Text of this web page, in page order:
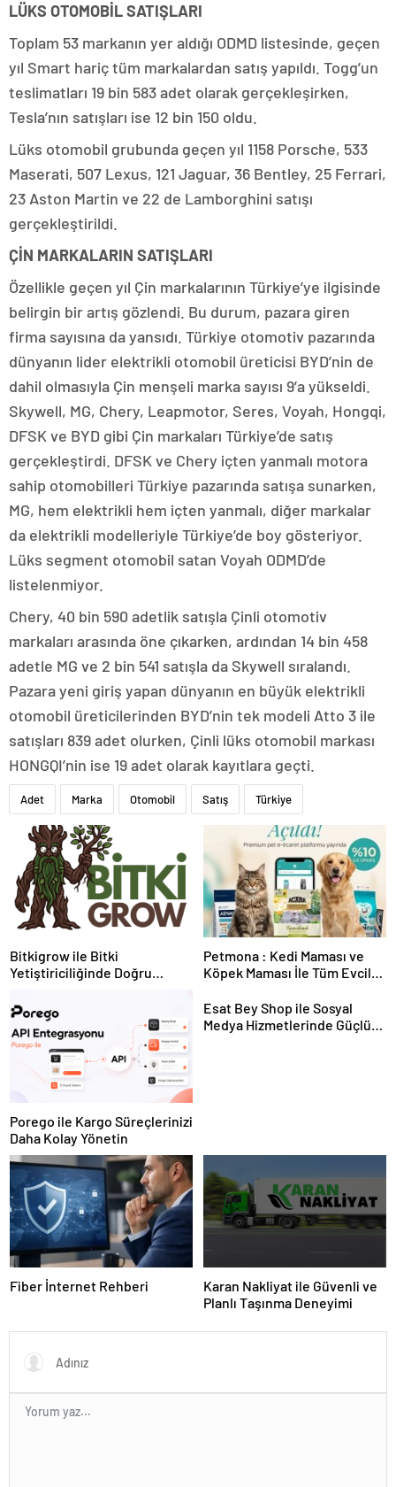
LÜKS OTOMOBİL SATIŞLARI
Toplam 53 markanın yer aldığı ODMD listesinde, geçen
yıl Smart hariç tüm markalardan satış yapıldı. Togg’un
teslimatları 19 bin 583 adet olarak gerçekleşirken,
Tesla’nın satışları ise 12 bin 150 oldu.
Lüks otomobil grubunda geçen yıl 1158 Porsche, 533
Maserati, 507 Lexus, 121 Jaguar, 36 Bentley, 25 Ferrari,
23 Aston Martin ve 22 de Lamborghini satışı
gerçekleştirildi.
ÇİN MARKALARIN SATIŞLARI
Özellikle geçen yıl Çin markalarının Türkiye’ye ilgisinde
belirgin bir artış gözlendi. Bu durum, pazara giren
firma sayısına da yansıdı. Türkiye otomotiv pazarında
dünyanın lider elektrikli otomobil üreticisi BYD’nin de
dahil olmasıyla Çin menşeli marka sayısı 9’a yükseldi.
Skywell, MG, Chery, Leapmotor, Seres, Voyah, Hongqi,
DFSK ve BYD gibi Çin markaları Türkiye’de satış
gerçekleştirdi. DFSK ve Chery içten yanmalı motora
sahip otomobilleri Türkiye pazarında satışa sunarken,
MG, hem elektrikli hem içten yanmalı, diğer markalar
da elektrikli modelleriyle Türkiye’de boy gösteriyor.
Lüks segment otomobil satan Voyah ODMD’de
listelenmiyor.
Chery, 40 bin 590 adetlik satışla Çinli otomotiv
markaları arasında öne çıkarken, ardından 14 bin 458
adetle MG ve 2 bin 541 satışla da Skywell sıralandı.
Pazara yeni giriş yapan dünyanın en büyük elektrikli
otomobil üreticilerinden BYD’nin tek modeli Atto 3 ile
satışları 839 adet olurken, Çinli lüks otomobil markası
HONGQI’nin ise 19 adet olarak kayıtlara geçti.
Adet Marka Otomobil Satış Türkiye
Bitkigrow ile Bitki
Yetiştiriciliğinde Doğru
Petmona : Kedi Maması ve
Köpek Maması İle Tüm Evcil
Porego ile Kargo Süreçlerinizi
Daha Kolay Yönetin
Esat Bey Shop ile Sosyal
Medya Hizmetlerinde Güçlü
Fiber İnternet Rehberi
Karan Nakliyat ile Güvenli ve
Planlı Taşınma Deneyimi